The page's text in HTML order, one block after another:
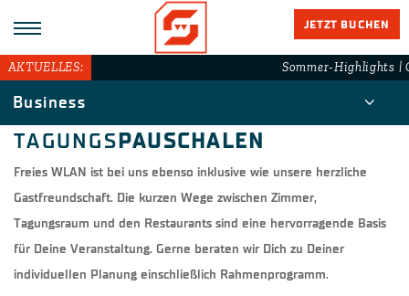
JETZT BUCHEN
Business
TAGUNGS PAUSCHALEN
Freies WLAN ist bei uns ebenso inklusive wie unsere herzliche
Gastfreundschaft. Die kurzen Wege zwischen Zimmer,
Tagungsraum und den Restaurants sind eine hervorragende Basis
für Deine Veranstaltung. Gerne beraten wir Dich zu Deiner
individuellen Planung einschließlich Rahmenprogramm.
AKTUELLES: Sommer-Highlights |